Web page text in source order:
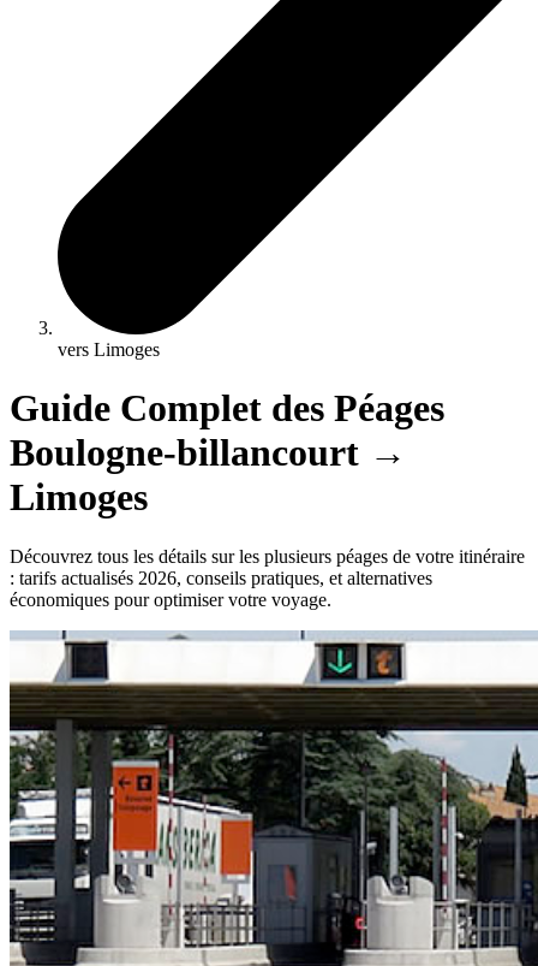
vers Limoges
Guide Complet des Péages
Boulogne-billancourt →
Limoges
Découvrez tous les détails sur les plusieurs péages de votre itinéraire
: tarifs actualisés 2026, conseils pratiques, et alternatives
économiques pour optimiser votre voyage.